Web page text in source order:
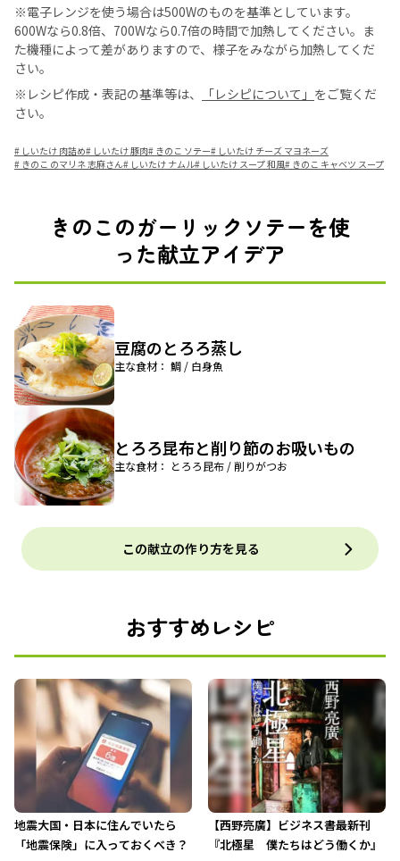
※電子レンジを使う場合は500Wのものを基準としています。
600Wなら0.8倍、700Wなら0.7倍の時間で加熱してください。ま
た機種によって差がありますので、様子をみながら加熱してくだ
さい。
※レシピ作成・表記の基準等は、
「レシピについて」 をご覧くだ
さい。
# しいたけ 肉詰め# しいたけ 豚肉# きのこ ソテー# しいたけ チーズ マヨネーズ
# きのこ のマリネ 志麻さん# しいたけ ナムル# しいたけ スープ 和風# きのこ キャベツ スープ
きのこのガーリックソテーを使
った献立アイデア
豆腐のとろろ蒸し
主な食材： 鯛 / 白身魚
とろろ昆布と削り節のお吸いもの
主な食材： とろろ昆布 / 削りがつお
この献立の作り方を見る
おすすめレシピ
地震大国・日本に住んでいたら
「地震保険」に入っておくべき？
【西野亮廣】ビジネス書最新刊
『北極星 僕たちはどう働くか』